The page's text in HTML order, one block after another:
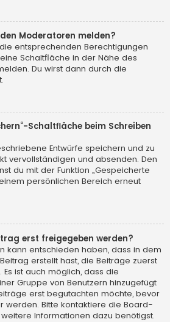
Moderatoren melden?
entsprechenden Berechtigungen
Schaltfläche in der Nähe des
Du wirst dann durch die
Schaltfläche beim Schreiben
Entwürfe speichern und zu
vervollständigen und absenden. Den
du mit der Funktion „Gespeicherte
persönlichen Bereich erneut
erst freigegeben werden?
kann entschieden haben, dass in dem
erstellt hast, die Beiträge zuerst
ist auch möglich, dass die
Gruppe von Benutzern hinzugefügt
erst begutachten möchte, bevor
werden. Bitte kontaktiere die Board-
Informationen dazu benötigst.